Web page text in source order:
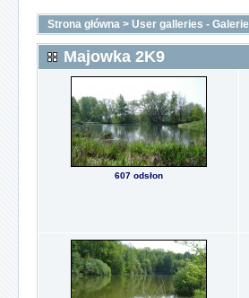
Strona główna > User galleries -
Majowka 2K9
607 odsłon